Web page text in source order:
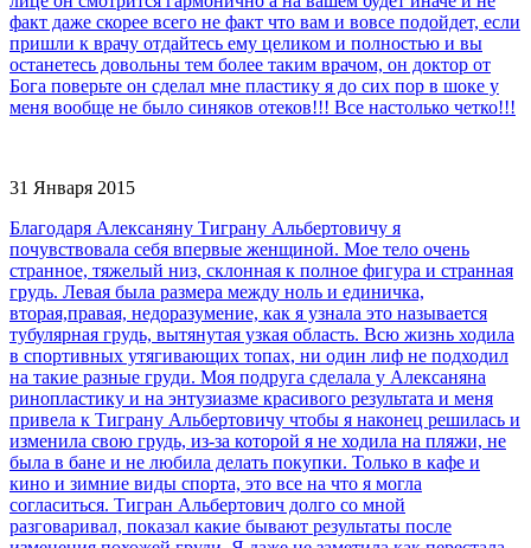
факт даже скорее всего не факт что вам и вовсе подойдет, если
пришли к врачу отдайтесь ему целиком и полностью и вы
останетесь довольны тем более таким врачом, он доктор от
Бога поверьте он сделал мне пластику я до сих пор в шоке у
меня вообще не было синяков отеков!!! Все настолько четко!!!
31 Января 2015
Благодаря Алексаняну Тиграну Альбертовичу я
почувствовала себя впервые женщиной. Мое тело очень
странное, тяжелый низ, склонная к полное фигура и странная
грудь. Левая была размера между ноль и единичка,
вторая,правая, недоразумение, как я узнала это называется
тубулярная грудь, вытянутая узкая область. Всю жизнь ходила
в спортивных утягивающих топах, ни один лиф не подходил
на такие разные груди. Моя подруга сделала у Алексаняна
ринопластику и на энтузиазме красивого результата и меня
привела к Тиграну Альбертовичу чтобы я наконец решилась и
изменила свою грудь, из-за которой я не ходила на пляжи, не
была в бане и не любила делать покупки. Только в кафе и
кино и зимние виды спорта, это все на что я могла
согласиться. Тигран Альбертович долго со мной
разговаривал, показал какие бывают результаты после